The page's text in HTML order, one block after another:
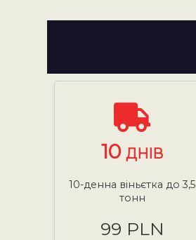
10ДНІВ
10-денна віньєтка до 3,5
тонн
99 PLN